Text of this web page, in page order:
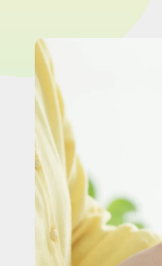
広告プランニン
販促・リテール
クリエイティブ
WEBサイト制作